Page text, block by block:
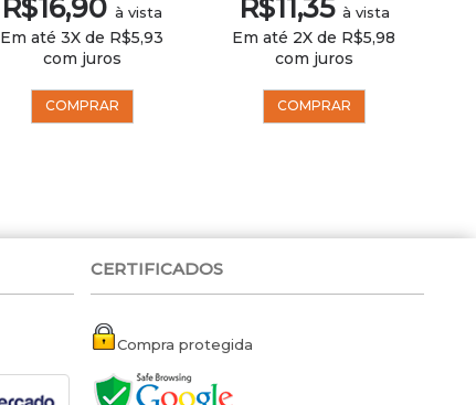
R$16,90 à vista
Em até 3X de R$5,93
com juros
COMPRAR
R$11,35 à vista
Em até 2X de R$5,98
com juros
COMPRAR
CERTIFICADOS
Compra protegida